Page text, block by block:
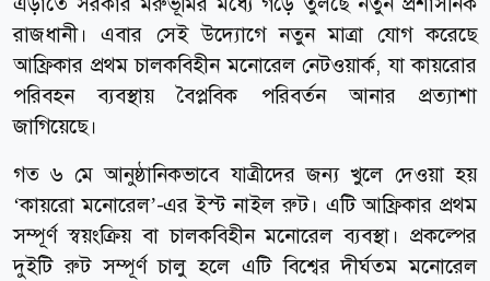
রাজধানী। এবার সেই উদ্যোগে নতুন মাত্রা যোগ করেছে
আফ্রিকার প্রথম চালকবিহীন মনোরেল নেটওয়ার্ক, যা কায়রোর
পরিবহন ব্যবস্থায় বৈপ্লবিক পরিবর্তন আনার প্রত্যাশা
জাগিয়েছে।
গত ৬ মে আনুষ্ঠানিকভাবে যাত্রীদের জন্য খুলে দেওয়া হয়
‘কায়রো মনোরেল’-এর ইস্ট নাইল রুট। এটি আফ্রিকার প্রথম
সম্পূর্ণ স্বয়ংক্রিয় বা চালকবিহীন মনোরেল ব্যবস্থা। প্রকল্পের
দুইটি রুট সম্পূর্ণ চালু হলে এটি বিশ্বের দীর্ঘতম মনোরেল